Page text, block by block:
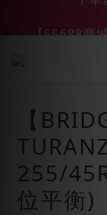
【鑽石
【
255/
位平衡)